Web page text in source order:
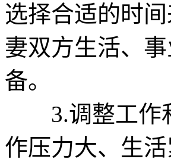
选择合适的时
妻双方生活、
备。
3.调整工作和
作压力大、生